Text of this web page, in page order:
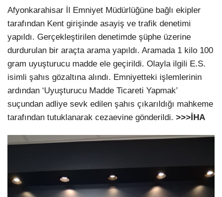
Afyonkarahisar İl Emniyet Müdürlüğüne bağlı ekipler
tarafından Kent girişinde asayiş ve trafik denetimi
yapıldı. Gerçekleştirilen denetimde şüphe üzerine
durdurulan bir araçta arama yapıldı. Aramada 1 kilo 100
gram uyuşturucu madde ele geçirildi. Olayla ilgili E.S.
isimli şahıs gözaltına alındı. Emniyetteki işlemlerinin
ardından ‘Uyuşturucu Madde Ticareti Yapmak’
suçundan adliye sevk edilen şahıs çıkarıldığı mahkeme
tarafından tutuklanarak cezaevine gönderildi. >>>İHA